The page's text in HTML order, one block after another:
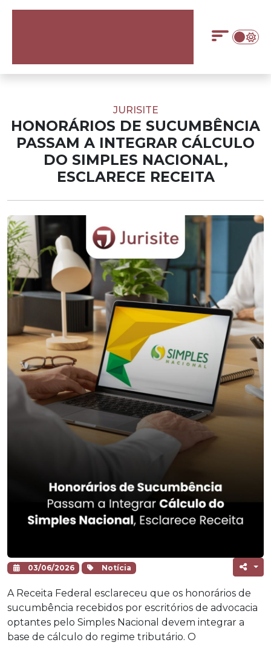
JURISITE
HONORÁRIOS DE SUCUMBÊNCIA
PASSAM A INTEGRAR CÁLCULO
DO SIMPLES NACIONAL,
ESCLARECE RECEITA
03/06/2026 Notícia
A Receita Federal esclareceu que os honorários de
sucumbência recebidos por escritórios de advocacia
optantes pelo Simples Nacional devem integrar a
base de cálculo do regime tributário. O